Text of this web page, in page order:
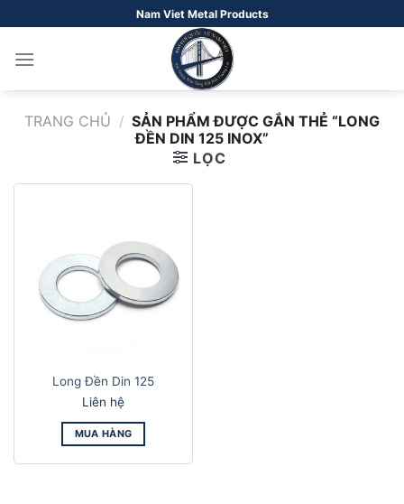
qua
nội
Nam Viet Metal Products
TRANG CHỦ / SẢN PHẨM ĐƯỢC GẮN THẺ “LONG
ĐỀN DIN 125 INOX”
LỌC
Long Đền Din 125
Liên hệ
MUA HÀNG